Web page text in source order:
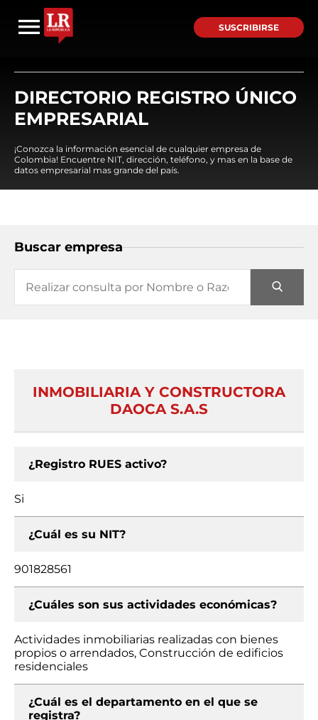
SUSCRIBIRSE
DIRECTORIO REGISTRO ÚNICO
EMPRESARIAL
¡Conozca la información esencial de cualquier empresa de
Colombia! Encuentre NIT, dirección, teléfono, y mas en la base de
datos empresarial mas grande del país.
Buscar empresa
INMOBILIARIA Y CONSTRUCTORA
DAOCA S.A.S
¿Registro RUES activo?
Si
¿Cuál es su NIT?
901828561
¿Cuáles son sus actividades económicas?
Actividades inmobiliarias realizadas con bienes
propios o arrendados, Construcción de edificios
residenciales
¿Cuál es el departamento en el que se
registra?